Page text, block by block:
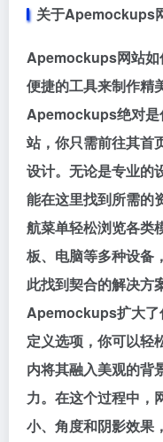
关于Apemockups
Apemockups网站如
便捷的工具来制作精
Apemockups绝对是
站，你只需前往其首
设计。无论是专业的
能在这里找到所需的
航菜单轻松浏览各类
板、电脑等多种设备
此找到契合的解决方
Apemockups扩大了
定义选项，你可以轻
内将其融入美观的背
力。在这个过程中，
小、角度和阴影效果